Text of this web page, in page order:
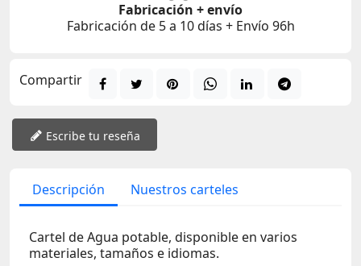
Fabricación + envío
Fabricación de 5 a 10 días + Envío 96h
Compartir
Escribe tu reseña
Descripción Nuestros carteles
Cartel de Agua potable, disponible en varios
materiales, tamaños e idiomas.